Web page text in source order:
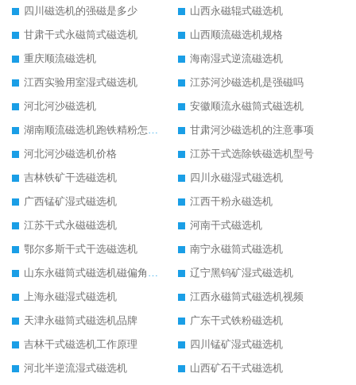
四川磁选机的强磁是多少
山西永磁辊式磁选机
甘肃干式永磁筒式磁选机
山西顺流磁选机规格
重庆顺流磁选机
海南湿式逆流磁选机
江西实验用室湿式磁选机
江苏河沙磁选机是强磁吗
河北河沙磁选机
安徽顺流永磁筒式磁选机
湖南顺流磁选机跑铁精粉怎么处理
甘肃河沙磁选机的注意事项
河北河沙磁选机价格
江苏干式选除铁磁选机型号
吉林铁矿干选磁选机
四川永磁湿式磁选机
广西锰矿湿式磁选机
江西干粉永磁选机
江苏干式永磁磁选机
河南干式磁选机
鄂尔多斯干式干选磁选机
南宁永磁筒式磁选机
山东永磁筒式磁选机磁偏角怎么调整
辽宁黑钨矿湿式磁选机
上海永磁湿式磁选机
江西永磁筒式磁选机视频
天津永磁筒式磁选机品牌
广东干式铁粉磁选机
吉林干式磁选机工作原理
四川锰矿湿式磁选机
河北半逆流湿式磁选机
山西矿石干式磁选机